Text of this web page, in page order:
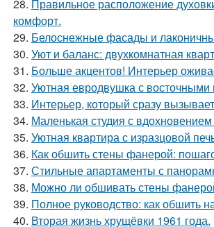
28. Правильное расположение
комфорт.
29. Белоснежные фасады и
30. Уют и баланс: двухкомнатная
31. Больше акцентов! Интерьер
32. Уютная евродвушка с восточными
33. Интерьер, который сразу
34. Маленькая студия с
35. Уютная квартира с изразцовой
36. Как обшить стены фанерой:
37. Стильные апартаменты с
38. Можно ли обшивать стены
39. Полное руководство: как обшить
40. Вторая жизнь хрущёвки 1961 года.